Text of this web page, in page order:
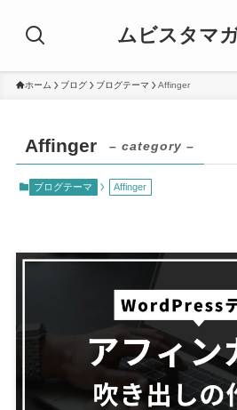
ムビスタマ
ホーム ブログ ブログテーマ Affinger
Affinger – category –
ブログテーマ Affinger